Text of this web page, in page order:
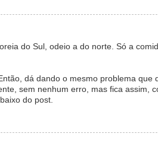
do Sul, odeio a do norte. Só a
dá dando o mesmo problema que
sem nenhum erro, mas fica assim,
do post.